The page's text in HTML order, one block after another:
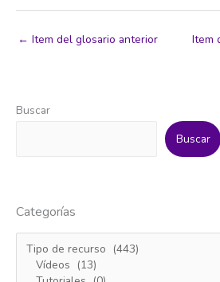
← Item del glosario anterior Item
Buscar
Buscar
Categorías